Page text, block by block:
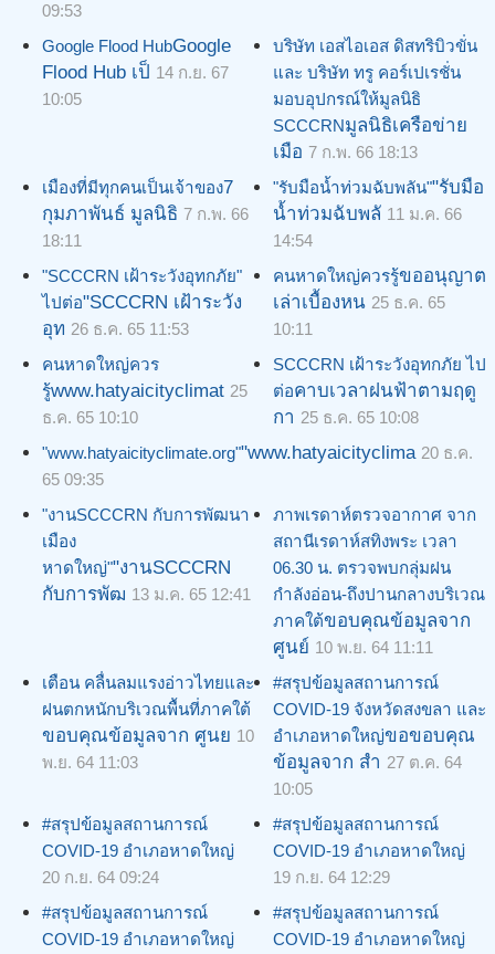
09:53
Google Flood HubGoogle
Flood Hub เป็ 14 ก.ย. 67
10:05
บริษัท เอสไอเอส ดิสทริบิวขั่น
และ บริษัท ทรู คอร์เปเรชั่น
มอบอุปกรณ์ให้มูลนิธิ
SCCCRNมูลนิธิเครือข่าย
เมือ 7 ก.พ. 66 18:13
เมืองที่มีทุกคนเป็นเจ้าของ7
กุมภาพันธ์ มูลนิธิ 7 ก.พ. 66
18:11
"รับมือน้ำท่วมฉับพลัน""รับมือ
น้ำท่วมฉับพลั 11 ม.ค. 66
14:54
"SCCCRN เฝ้าระวังอุทกภัย"
ไปต่อ"SCCCRN เฝ้าระวัง
อุท 26 ธ.ค. 65 11:53
คนหาดใหญ่ควรรู้ขออนุญาต
เล่าเบื้องหน 25 ธ.ค. 65
10:11
คนหาดใหญ่ควร
รู้www.hatyaicityclimat 25
ธ.ค. 65 10:10
SCCCRN เฝ้าระวังอุทกภัย ไป
ต่อคาบเวลาฝนฟ้าตามฤดู
กา 25 ธ.ค. 65 10:08
"www.hatyaicityclimate.org""www.hatyaicityclima 20 ธ.ค.
65 09:35
"งานSCCCRN กับการพัฒนา
เมือง
หาดใหญ่""งานSCCCRN
กับการพัฒ 13 ม.ค. 65 12:41
ภาพเรดาห์ตรวจอากาศ จาก
สถานีเรดาห์สทิงพระ เวลา
06.30 น. ตรวจพบกลุ่มฝน
กำลังอ่อน-ถึงปานกลางบริเวณ
ภาคใต้ขอบคุณข้อมูลจาก
ศูนย์ 10 พ.ย. 64 11:11
เตือน คลื่นลมแรงอ่าวไทยและ
ฝนตกหนักบริเวณพื้นที่ภาคใต้
ขอบคุณข้อมูลจาก ศูนย 10
พ.ย. 64 11:03
#สรุปข้อมูลสถานการณ์
COVID-19 จังหวัดสงขลา และ
อำเภอหาดใหญ่ขอขอบคุณ
ข้อมูลจาก สำ 27 ต.ค. 64
10:05
#สรุปข้อมูลสถานการณ์
COVID-19 อำเภอหาดใหญ่
20 ก.ย. 64 09:24
#สรุปข้อมูลสถานการณ์
COVID-19 อำเภอหาดใหญ่
19 ก.ย. 64 12:29
#สรุปข้อมูลสถานการณ์
COVID-19 อำเภอหาดใหญ่
#สรุปข้อมูลสถานการณ์
COVID-19 อำเภอหาดใหญ่